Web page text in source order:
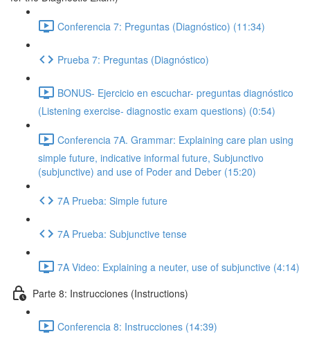
Conferencia 7: Preguntas (Diagnóstico) (11:34)
Prueba 7: Preguntas (Diagnóstico)
BONUS- Ejercicio en escuchar- preguntas diagnóstico
(Listening exercise- diagnostic exam questions) (0:54)
Conferencia 7A. Grammar: Explaining care plan using
simple future, indicative informal future, Subjunctivo
(subjunctive) and use of Poder and Deber (15:20)
7A Prueba: Simple future
7A Prueba: Subjunctive tense
7A Video: Explaining a neuter, use of subjunctive (4:14)
Parte 8: Instrucciones (Instructions)
Conferencia 8: Instrucciones (14:39)